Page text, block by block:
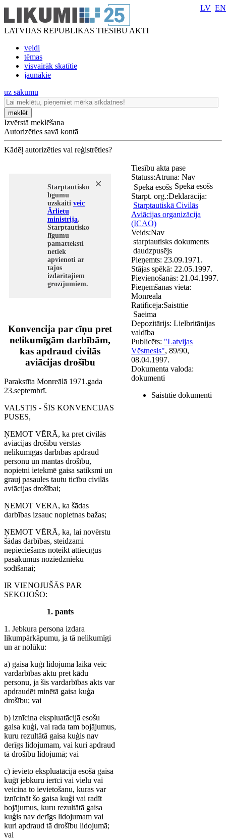
LATVIJAS REPUBLIKAS TIESĪBU AKTI
veidi
tēmas
visvairāk skatītie
jaunākie
LV EN
uz sākumu
meklēt
Izvērstā meklēšana
Autorizēties savā kontā
Kādēļ autorizēties vai reģistrēties?
Starptautisko
līgumu
uzskaiti veic
Ārlietu
ministrija.
Starptautisko
līgumu
pamatteksti
netiek
apvienoti ar
tajos
izdarītajiem
grozījumiem.
Konvencija par cīņu pret
nelikumīgām darbībām,
kas apdraud civilās
aviācijas drošību
Parakstīta Monreālā 1971.gada
23.septembrī.
VALSTIS - ŠĪS KONVENCIJAS
PUSES,
ŅEMOT VĒRĀ, ka pret civilās
aviācijas drošību vērstās
nelikumīgās darbības apdraud
personu un mantas drošību,
nopietni ietekmē gaisa satiksmi un
grauj pasaules tautu ticību civilās
aviācijas drošībai;
ŅEMOT VĒRĀ, ka šādas
darbības izsauc nopietnas bažas;
ŅEMOT VĒRĀ, ka, lai novērstu
šādas darbības, steidzami
nepieciešams noteikt attiecīgus
pasākumus noziedznieku
sodīšanai;
IR VIENOJUŠĀS PAR
SEKOJOŠO:
1. pants
1. Jebkura persona izdara
likumpārkāpumu, ja tā nelikumīgi
un ar nolūku:
a) gaisa kuģī lidojuma laikā veic
vardarbības aktu pret kādu
personu, ja šis vardarbības akts var
apdraudēt minētā gaisa kuģa
drošību; vai
b) iznīcina ekspluatācijā esošu
gaisa kuģi, vai rada tam bojājumus,
kuru rezultātā gaisa kuģis nav
derīgs lidojumam, vai kuri apdraud
tā drošību lidojumā; vai
c) ievieto ekspluatācijā esošā gaisa
kuģī jebkuru ierīci vai vielu vai
veicina to ievietošanu, kuras var
iznīcināt šo gaisa kuģi vai radīt
bojājumus, kuru rezultātā gaisa
kuģis nav derīgs lidojumam vai
kuri apdraud tā drošību lidojumā;
vai
Tiesību akta pase
Statuss:
Spēkā esošs Spēkā esošs
Starpt. org.:
Starptautiskā Civilās
Aviācijas organizācija
(ICAO)
Veids:
starptautisks dokuments
daudzpusējs
Pieņemts: 23.09.1971.
Stājas spēkā: 22.05.1997.
Pievienošanās: 21.04.1997.
Pieņemšanas vieta:
Monreāla
Ratificēja:
Saeima
Atruna: Nav
Deklarācija:
Nav
Depozitārijs: Lielbritānijas
valdība
Publicēts: "Latvijas
Vēstnesis", 89/90,
08.04.1997.
Dokumenta valoda:
Saistītie
dokumenti
Saistītie dokumenti